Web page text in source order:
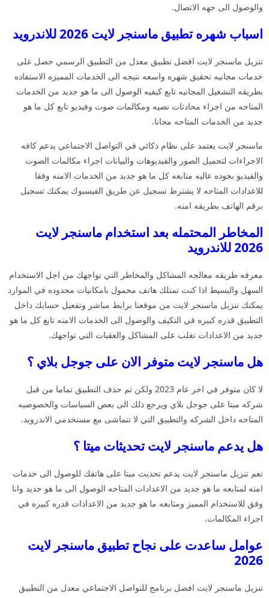
والوصول الى جهه الاتصال.
اسباب شهره تطبيق ماسنجر لايت 2026 للاندرويد
تنزيل ماسنجر لايت افضل تطبيق معدل من التطبيق الرسمي حصل على
خدمات مجانيه تحقيق شهره واسعه نتيجه الى الخدمات المميزه الاستفاده
بطريقه التشغيل المجانيه تابع كيفيه الوصول الى ما هو جديد من الخدمات
المتاحه من اجراء محادثات نصيه ومكالمات صوت وفيديو تابع كل ما هو
جديد من الخدمات المتاحه مجانا.
ماسنجر لايت يعتمد على نظام ذكائي في التواصل الاجتماعي يدعم كافه
الاجراءات لتحميل الصور والفيديوهات والبيانات اجراء مكالمات الصوت
والفيديو بجوده عاليه متابعه كل ما هو جديد من الخدمات الامنه وفقا
للاعدادات المتاحه لا يشترط تسجيل عن طريق الفيسبوك يمكنك تسجيل
برقم الهاتف بطريقه امنه.
المخاطر المحتمله بعد استخدام ماسنجر لايت
2026 للاندرويد
معرفه طريقه معالجه المشاكل والمخاطر التي تواجهك من اجل الاستخدام
السهل والبسيط اذا كنت تمتلك هاتف محمول بامكانيات محدوده في الموارد
يمكنك تنزيل ماسنجر لايت من موقعنا برابط مباشر وتفعيل حسابك داخل
التطبيق قدره كبيره في التكيف والوصول الى الخدمات الامنه تابع كل ما هو
جديد من الاعدادات تغلب على المشاكل والعقبات التي تواجهك.
هل ماسنجر لايت متوفر الان على جوجل بلاي ؟
لا كان متوفر في اخر عام 2023 ولكن تم حذف التطبيق تماما من قبل
شركه ميتا على جوجل بلاي ويرجع ذلك الى بعض السياسات والخصوصيه
المتاحه داخل الشركه والتطبيق التي لا تتماشى مع مستخدمي الاندرويد.
هل يدعم ماسنجر لايت تحديثات ميتا ؟
نعم تنزيل ماسنجر لايت يدعم تحديث ميتا على هاتفك للوصول الى خدمات
امنه لمتابعه ما هو جديد من الاعدادات المتاحه الوصول الى ما هو جديد وانا
وفق للاستخدام المميز ومتابعه ما هو جديد من الاعدادات قدره كبيره في
اجراء المكالمات.
عوامل ساعدت على نجاح تطبيق ماسنجر لايت
2026
تنزيل ماسنجر لايت افضل برنامج للتواصل الاجتماعي معدل من التطبيق